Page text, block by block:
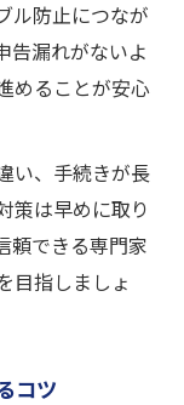
ル防止につなが
告漏れがないよ
めることが安心
い、手続きが長
策は早めに取り
頼できる専門家
目指しましょ
コツ